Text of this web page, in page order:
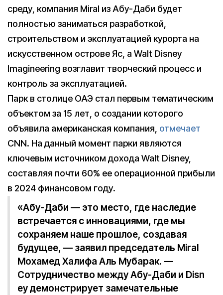
среду, компания Miral из Абу-Даби будет
полностью заниматься разработкой,
строительством и эксплуатацией курорта на
искусственном острове Яс, а Walt Disney
Imagineering возглавит творческий процесс и
контроль за эксплуатацией.
Парк в столице ОАЭ стал первым тематическим
объектом за 15 лет, о создании которого
объявила американская компания, отмечает
CNN. На данный момент парки являются
ключевым источником дохода Walt Disney,
составляя почти 60% ее операционной прибыли
в 2024 финансовом году.
«Абу-Даби — это место, где наследие
встречается с инновациями, где мы
сохраняем наше прошлое, создавая
будущее, — заявил председатель Miral
Мохамед Халифа Аль Мубарак. —
Сотрудничество между Абу-Даби и Disn
ey демонстрирует замечательные